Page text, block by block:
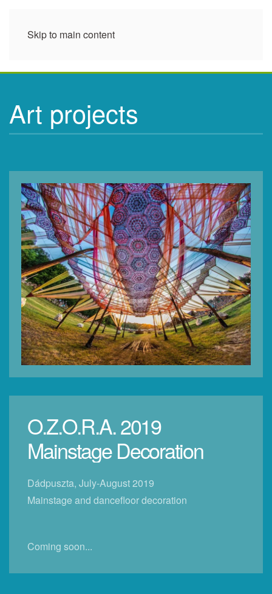
Skip to main content
Art projects
O.Z.O.R.A. 2019
Mainstage Decoration
Dádpuszta, July-August 2019
Mainstage and dancefloor decoration
Coming soon...